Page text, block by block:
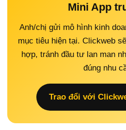
Mini App
Anh/chị gửi mô hình kinh
mục tiêu hiện tại. Clickweb
hợp, tránh đầu tư lan man
đúng nhu
Trao đổi với